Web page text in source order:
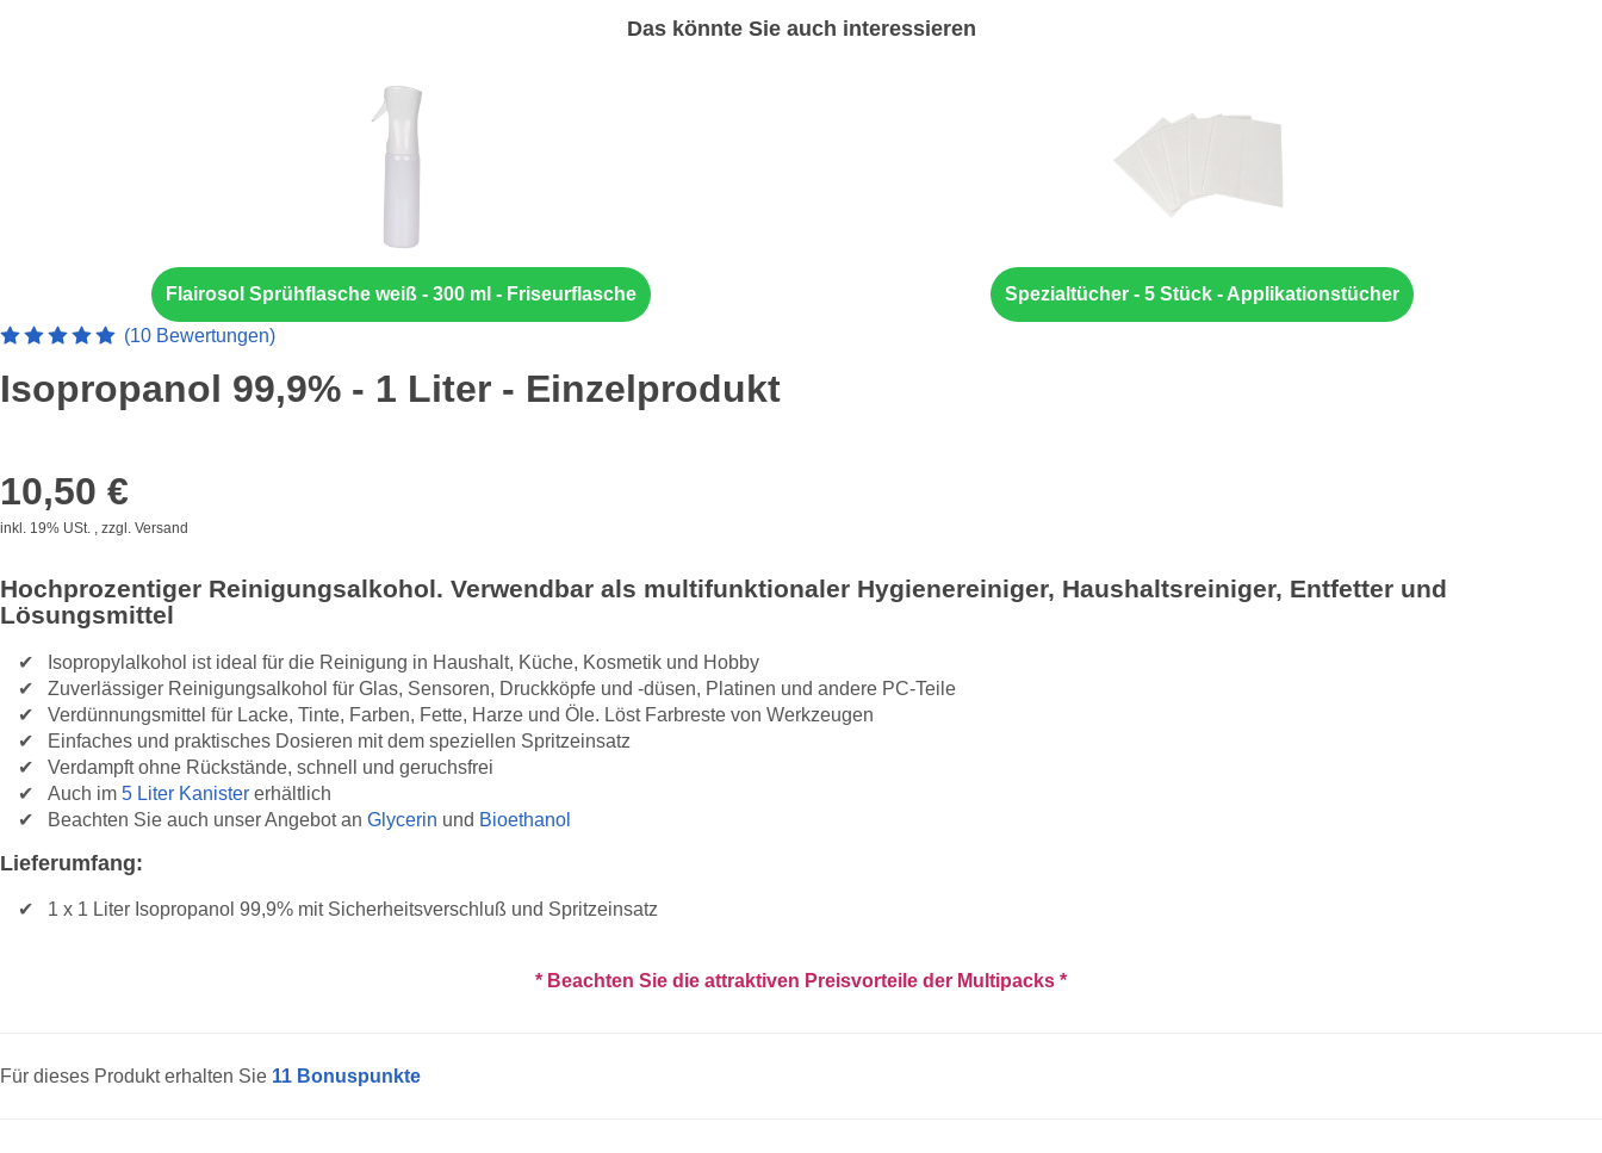
Das könnte Sie auch interessieren
Flairosol Sprühflasche weiß - 300 ml - Friseurflasche Spezialtücher - 5 Stück - Applikationstücher
Artikelbewertung: 5 von 5 Sterne
(10 Bewertungen)
Isopropanol 99,9% - 1 Liter - Einzelprodukt
10,50 €
inkl. 19% USt. , zzgl. Versand
Hochprozentiger Reinigungsalkohol. Verwendbar als multifunktionaler Hygienereiniger, Haushaltsreiniger, Entfetter und
Lösungsmittel
Isopropylalkohol ist ideal für die Reinigung in Haushalt, Küche, Kosmetik und Hobby
Zuverlässiger Reinigungsalkohol für Glas, Sensoren, Druckköpfe und -düsen, Platinen und andere PC-Teile
Verdünnungsmittel für Lacke, Tinte, Farben, Fette, Harze und Öle. Löst Farbreste von Werkzeugen
Einfaches und praktisches Dosieren mit dem speziellen Spritzeinsatz
Verdampft ohne Rückstände, schnell und geruchsfrei
Auch im 5 Liter Kanister erhältlich
Beachten Sie auch unser Angebot an Glycerin und Bioethanol
Lieferumfang:
1 x 1 Liter Isopropanol 99,9% mit Sicherheitsverschluß und Spritzeinsatz
* Beachten Sie die attraktiven Preisvorteile der Multipacks *
Für dieses Produkt erhalten Sie 11 Bonuspunkte